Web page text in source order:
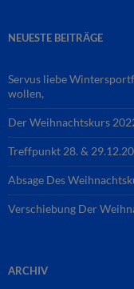
NEUESTE BEITRÄGE
Servus liebe
wollen,
Der Weihnachtskurs
Treffpunkt 28. &
Absage Des
Verschiebung Der
ARCHIV